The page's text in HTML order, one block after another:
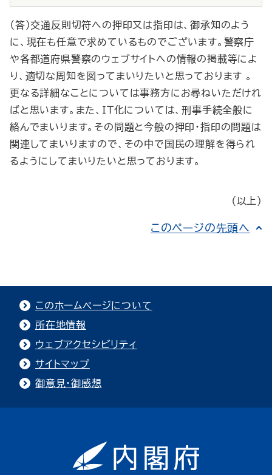
（答）交通反則切符への押印又は指印は、御承知のよう
に、現在も任意で求めているものでございます。警察庁
や各都道府県警察のウェブサイトへの情報の掲載等によ
り、適切な周知を図ってまいりたいと思っております 。
更なる詳細なことについては事務方にお尋ねいただけれ
ばと思います。また、ＩＴ化については、刑事手続全般に
絡んでまいります。その問題と今般の押印・指印の問題は
関連してまいりますので、その中で国民の理解を得られ
るようにしてまいりたいと思っております。
（以上）
このページの先頭へ
このホームページについて
所在地情報
ウェブアクセシビリティ
サイトマップ
御意見・御感想